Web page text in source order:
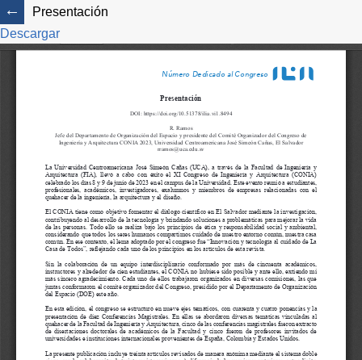
Presentación
Descargar